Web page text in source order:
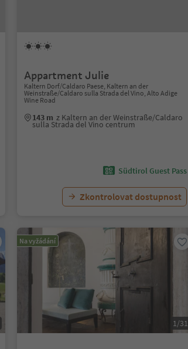
Appartment Julie
Kaltern Dorf/Caldaro Paese, Kaltern an der
Weinstraße/Caldaro sulla Strada del Vino, Alto Adige
Wine Road
143 m z Kaltern an der Weinstraße/Caldaro
sulla Strada del Vino centrum
Südtirol Guest Pass
Zkontrolovat dostupnost
Na vyžádání
1/31